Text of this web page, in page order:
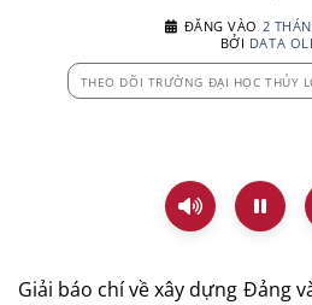
ĐĂNG VÀO 2
BỞI DATA
THEO DÕI TRƯỜNG ĐẠI HỌC THỦY
Giải báo chí về xây dựng Đảng